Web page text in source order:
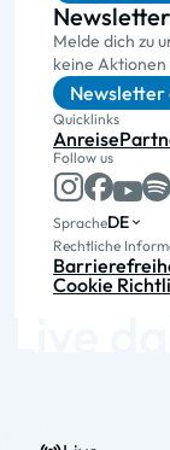
Newsletter
Melde dich zu
keine Aktionen
Newsletter
Quicklinks
Anreise
Follow us
SpracheDE
Rechtliche
Cookie